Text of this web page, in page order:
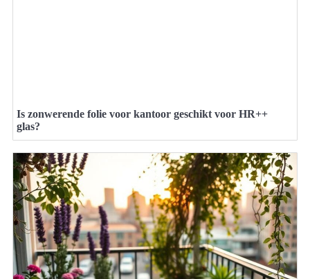
Is zonwerende folie voor kantoor geschikt voor HR++
glas?